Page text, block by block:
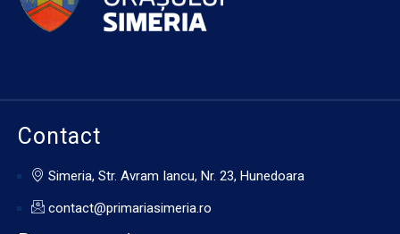
Contact
Simeria, Str. Avram Iancu, Nr. 23, Hunedoara
contact@primariasimeria.ro